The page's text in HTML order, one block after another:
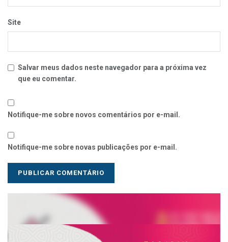
Site
Salvar meus dados neste navegador para a próxima vez
que eu comentar.
Notifique-me sobre novos comentários por e-mail.
Notifique-me sobre novas publicações por e-mail.